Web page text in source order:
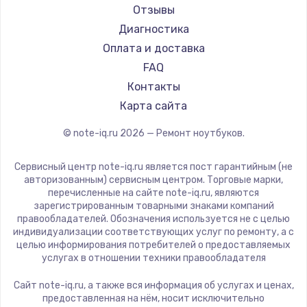
Ремонт ноутбуков DEXP
Ремонт ноутбуков Teclast
Ремонт ноутбуков CHUWI
Ремонт ноутбуков Colorful
Aorus
Maibenben
Getac
Epson
Philips
LG
Thunderobot
ZTE
Hiper
Evga
Google
Echips
Predator
Отзывы
Диагностика
Оплата и доставка
FAQ
Контакты
Карта сайта
© note-iq.ru 2026 — Ремонт ноутбуков.
Сервисный центр note-iq.ru является пост гарантийным (не
авторизованным) сервисным центром. Торговые марки,
перечисленные на сайте note-iq.ru, являются
зарегистрированным товарными знаками компаний
правообладателей. Обозначения используется не с целью
индивидуализации соответствующих услуг по ремонту, а с
целью информирования потребителей о предоставляемых
услугах в отношении техники правообладателя
Сайт note-iq.ru, а также вся информация об услугах и ценах,
предоставленная на нём, носит исключительно